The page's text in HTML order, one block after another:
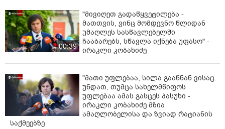
00:39
"მივიღეთ გადაწყვეტილება -
მათთვის, ვინც მომდევნო წლიდან
უმაღლეს სასწავლებელში
ჩააბარებს, სწავლა იქნება უფასო" -
ირაკლი კობახიძე
"მათი უფლებაა, სილა გააწნან ვისაც
უნდათ, თუმცა სახელმწიფოს
უფლებაა ამას გასცეს პასუხი -
ირაკლი კობახიძე მზია
ამაღლობელისა და ზვიად რატიანის
საქმეებზე